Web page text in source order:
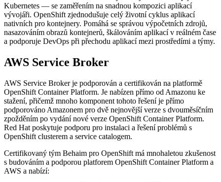
Kubernetes — se zaměřením na snadnou kompozici aplikací
vývojáři. OpenShift zjednodušuje celý životní cyklus aplikací
nativních pro kontejnery. Pomáhá se správou výpočetních zdrojů,
nasazováním obrazů kontejnerů, škálováním aplikací v reálném čase
a podporuje DevOps při přechodu aplikací mezi prostředími a týmy.
AWS Service Broker
AWS Service Broker je podporován a certifikován na platformě
OpenShift Container Platform. Je nabízen přímo od Amazonu ke
stažení, přičemž mnoho komponent tohoto řešení je přímo
podporováno Amazonem pro dvě nejnovější verze s dvouměsíčním
zpožděním po vydání nové verze OpenShift Container Platform.
Red Hat poskytuje podporu pro instalaci a řešení problémů s
OpenShift clusterem a service catalogem.
Certifikovaný tým Behaim pro OpenShift má mnohaletou zkušenost
s budováním a podporou platforem OpenShift Container Platform a
AWS a nabízí: